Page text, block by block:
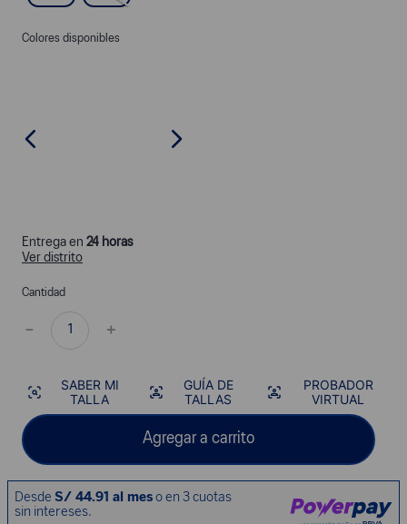
Colores disponibles
Entrega en 24 horas
Ver distrito
Cantidad
＋
－
SABER MI
TALLA
GUÍA DE
TALLAS
PROBADOR
VIRTUAL
Agregar a carrito